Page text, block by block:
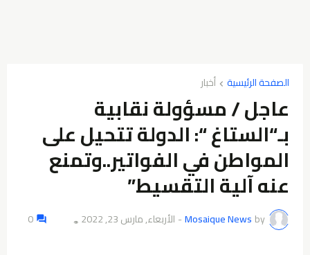
الصفحة الرئيسية أخبار
عاجل / مسؤولة نقابية
بـ“الستاغ “: الدولة تتحيل على
المواطن في الفواتير..وتمنع
عنه آلية التقسيط”
by
Mosaique News
- الأربعاء, مارس 23, 2022 👁️
0